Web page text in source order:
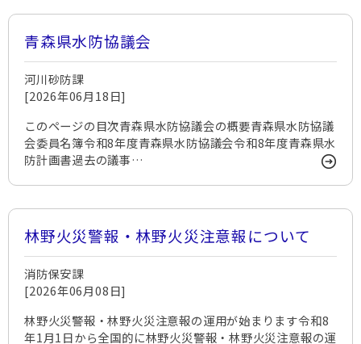
青森県水防協議会
河川砂防課
[2026年06月18日]
このページの目次青森県水防協議会の概要青森県水防協議
会委員名簿令和8年度青森県水防協議会令和8年度青森県水
防計画書過去の議事…
林野火災警報・林野火災注意報について
消防保安課
[2026年06月08日]
林野火災警報・林野火災注意報の運用が始まります令和8
年1月1日から全国的に林野火災警報・林野火災注意報の運